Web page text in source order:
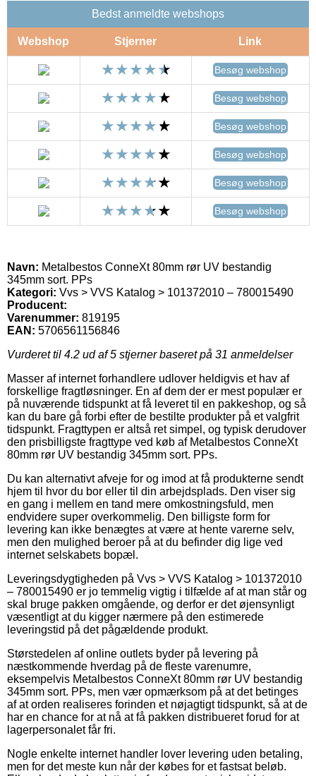
Bedst anmeldte webshops
Webshop Stjerner Link
Besøg webshop
Besøg webshop
Besøg webshop
Besøg webshop
Besøg webshop
Besøg webshop
Navn: Metalbestos ConneXt 80mm rør UV bestandig
345mm sort. PPs
Kategori: Vvs > VVS Katalog > 101372010 – 780015490
Producent:
Varenummer: 819195
EAN: 5706561156846
Vurderet til 4.2 ud af 5 stjerner baseret på 31 anmeldelser
Masser af internet forhandlere udlover heldigvis et hav af
forskellige fragtløsninger. En af dem der er mest populær er
på nuværende tidspunkt at få leveret til en pakkeshop, og så
kan du bare gå forbi efter de bestilte produkter på et valgfrit
tidspunkt. Fragttypen er altså ret simpel, og typisk derudover
den prisbilligste fragttype ved køb af Metalbestos ConneXt
80mm rør UV bestandig 345mm sort. PPs.
Du kan alternativt afveje for og imod at få produkterne sendt
hjem til hvor du bor eller til din arbejdsplads. Den viser sig
en gang i mellem en tand mere omkostningsfuld, men
endvidere super overkommelig. Den billigste form for
levering kan ikke benægtes at være at hente varerne selv,
men den mulighed beroer på at du befinder dig lige ved
internet selskabets bopæl.
Leveringsdygtigheden på Vvs > VVS Katalog > 101372010
– 780015490 er jo temmelig vigtig i tilfælde af at man står og
skal bruge pakken omgående, og derfor er det øjensynligt
væsentligt at du kigger nærmere på den estimerede
leveringstid på det pågældende produkt.
Størstedelen af online outlets byder på levering på
næstkommende hverdag på de fleste varenumre,
eksempelvis Metalbestos ConneXt 80mm rør UV bestandig
345mm sort. PPs, men vær opmærksom på at det betinges
af at orden realiseres forinden et nøjagtigt tidspunkt, så at de
har en chance for at nå at få pakken distribueret forud for at
lagerpersonalet får fri.
Nogle enkelte internet handler lover levering uden betaling,
men for det meste kun når der købes for et fastsat beløb.